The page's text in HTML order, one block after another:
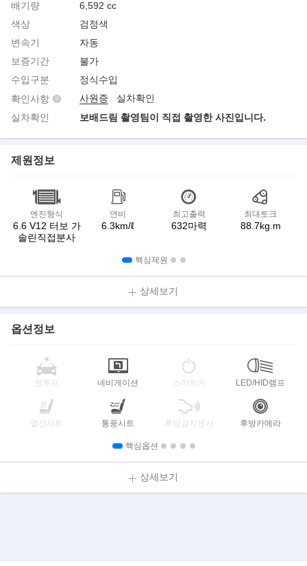
배기량
6,592 cc
색상
검정색
변속기
자동
보증기간
불가
수입구분
정식수입
확인사항
사원증
실차확인
실차확인
보배드림 촬영팀이 직접 촬영한 사진입니다.
제원정보
엔진형식
6.6 V12 터보 가
솔린직접분사
연비
6.3km/ℓ
최고출력
632마력
최대토크
88.7kg.m
핵심제원
상세보기
옵션정보
썬루프 네비게이션 스마트키 LED/HID램프
열선시트 통풍시트 후방감지센서 후방카메라
핵심옵션
상세보기